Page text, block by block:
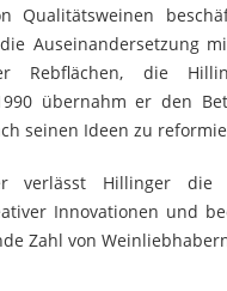
Qualitätsweinen
Auseinander­setzung
Rebflächen, die
übernahm er den
seinen Ideen zu
verlässt Hillinger die
Innovationen und
Zahl von